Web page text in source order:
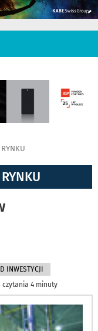
INWESTYCJI
czytania 4 minuty